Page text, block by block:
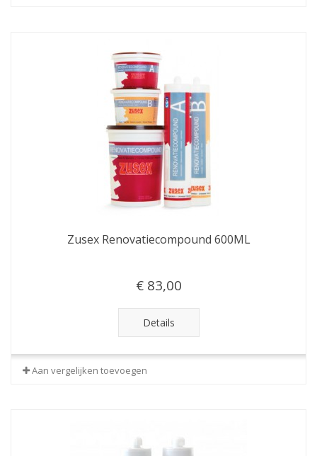
Zusex Renovatiecompound 600ML
€ 83,00
Details
Aan vergelijken toevoegen